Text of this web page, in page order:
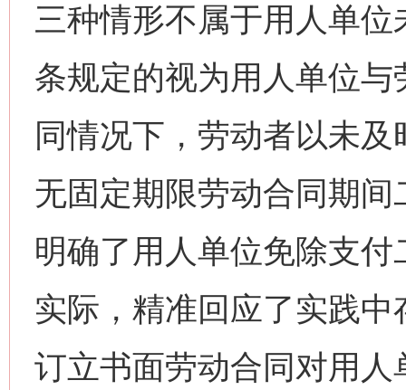
三种情形不属于用人单
条规定的视为用人单位
同情况下，劳动者以未
无固定期限劳动合同期
明确了用人单位免除支
实际，精准回应了实践
订立书面劳动合同对用